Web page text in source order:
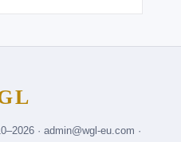
· admin@wgl-eu.com ·